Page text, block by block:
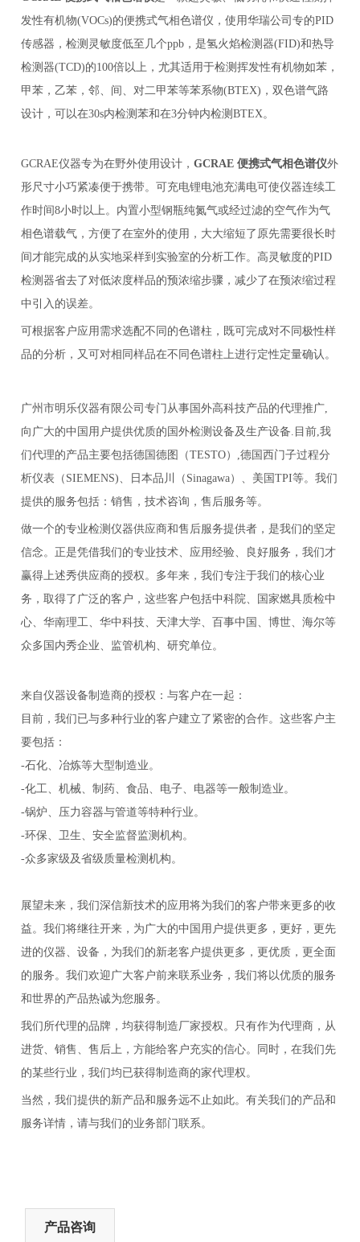
发性有机物(VOCs)的便携式气相色谱仪，使用华瑞公司专的PID
传感器，检测灵敏度低至几个ppb，是氢火焰检测器(FID)和热导
检测器(TCD)的100倍以上，尤其适用于检测挥发性有机物如苯，
甲苯，乙苯，邻、间、对二甲苯等苯系物(BTEX)，双色谱气路
设计，可以在30s内检测苯和在3分钟内检测BTEX。
GCRAE仪器专为在野外使用设计，GCRAE 便携式气相色谱仪外
形尺寸小巧紧凑便于携带。可充电锂电池充满电可使仪器连续工
作时间8小时以上。内置小型钢瓶纯氮气或经过滤的空气作为气
相色谱载气，方便了在室外的使用，大大缩短了原先需要很长时
间才能完成的从实地采样到实验室的分析工作。高灵敏度的PID
检测器省去了对低浓度样品的预浓缩步骤，减少了在预浓缩过程
中引入的误差。
可根据客户应用需求选配不同的色谱柱，既可完成对不同极性样
品的分析，又可对相同样品在不同色谱柱上进行定性定量确认。
广州市明乐仪器有限公司专门从事国外高科技产品的代理推广,
向广大的中国用户提供优质的国外检测设备及生产设备.目前,我
们代理的产品主要包括德国德图（TESTO）,德国西门子过程分
析仪表（SIEMENS)、日本品川（Sinagawa）、美国TPI等。我们
提供的服务包括：销售，技术咨询，售后服务等。
做一个的专业检测仪器供应商和售后服务提供者，是我们的坚定
信念。正是凭借我们的专业技术、应用经验、良好服务，我们才
赢得上述秀供应商的授权。多年来，我们专注于我们的核心业
务，取得了广泛的客户，这些客户包括中科院、国家燃具质检中
心、华南理工、华中科技、天津大学、百事中国、博世、海尔等
众多国内秀企业、监管机构、研究单位。
来自仪器设备制造商的授权：与客户在一起：
目前，我们已与多种行业的客户建立了紧密的合作。这些客户主
要包括：
-石化、冶炼等大型制造业。
-化工、机械、制药、食品、电子、电器等一般制造业。
-锅炉、压力容器与管道等特种行业。
-环保、卫生、安全监督监测机构。
-众多家级及省级质量检测机构。
展望未来，我们深信新技术的应用将为我们的客户带来更多的收
益。我们将继往开来，为广大的中国用户提供更多，更好，更先
进的仪器、设备，为我们的新老客户提供更多，更优质，更全面
的服务。我们欢迎广大客户前来联系业务，我们将以优质的服务
和世界的产品热诚为您服务。
我们所代理的品牌，均获得制造厂家授权。只有作为代理商，从
进货、销售、售后上，方能给客户充实的信心。同时，在我们先
的某些行业，我们均已获得制造商的家代理权。
当然，我们提供的新产品和服务远不止如此。有关我们的产品和
服务详情，请与我们的业务部门联系。
产品咨询